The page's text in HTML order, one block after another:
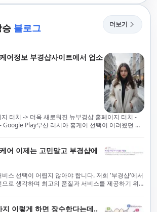
승 블로그 더보기
어정보 부경샵사이트에서 업소
터치 -> 더욱 새로워진 뉴부경샵 홈페이지 터치 -
Google Play부산 러시아 홈케어 선택이 어려웠던 시
로 운영합니다. 이는 고객님의 최대 편의를 보장하
니다.부경샵은 현장에서 바로 고객님께 서비스를
적으로 훈련된 관리사들을 다수 보유하고 있음을 자
이는 프리미엄 부산 러시아 홈케어 경험을 제공하기
환입니다.현 시대의 불확실성 속에서, 안전은 부경
지속적으로 모니터링합니다.예약금을 요구하는 업
어 이제는 고민말고 부경샵에
스 선택이 어렵지 않아야 합니다. 저희 '부경샵'에서
로 생각하며 최고의 품질과 서비스를 제공하기 위
케어 경험을 제공하고자 현장에서 직접 깨끗하고
이렇게 하면 장수한다는데..